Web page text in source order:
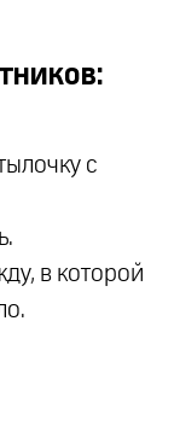
с
в которой